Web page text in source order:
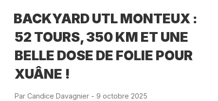
BACKYARD UTL MONTEUX :
52 TOURS, 350 KM ET UNE
BELLE DOSE DE FOLIE POUR
XUÂNE !
Par Candice Davagnier - Publié
9 octobre 2025